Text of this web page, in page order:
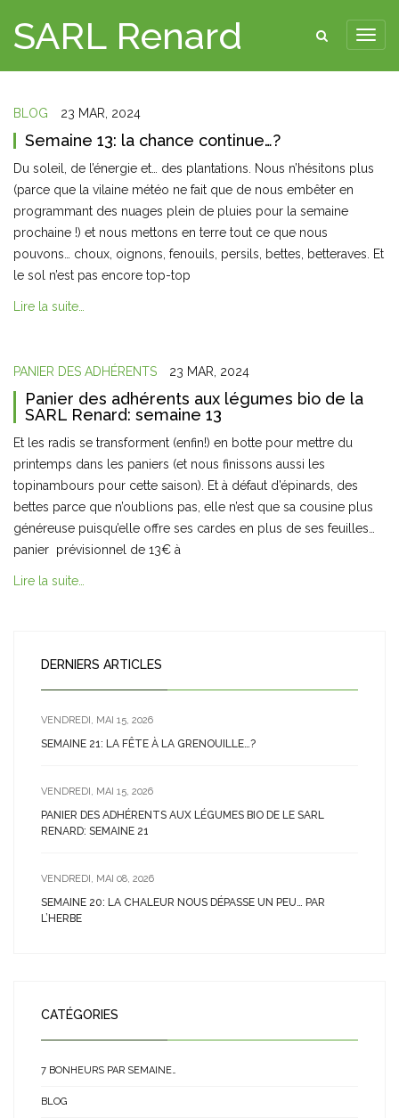
SARL Renard
BLOG 23 MAR, 2024
Semaine 13: la chance continue…?
Du soleil, de l’énergie et… des plantations. Nous n’hésitons plus
(parce que la vilaine météo ne fait que de nous embêter en
programmant des nuages plein de pluies pour la semaine
prochaine !) et nous mettons en terre tout ce que nous
pouvons… choux, oignons, fenouils, persils, bettes, betteraves. Et
le sol n’est pas encore top-top
Lire la suite…
PANIER DES ADHÉRENTS 23 MAR, 2024
Panier des adhérents aux légumes bio de la
SARL Renard: semaine 13
Et les radis se transforment (enfin!) en botte pour mettre du
printemps dans les paniers (et nous finissons aussi les
topinambours pour cette saison). Et à défaut d’épinards, des
bettes parce que n’oublions pas, elle n’est que sa cousine plus
généreuse puisqu’elle offre ses cardes en plus de ses feuilles…
panier prévisionnel de 13€ à
Lire la suite…
DERNIERS ARTICLES
VENDREDI, MAI 15, 2026
SEMAINE 21: LA FÊTE À LA GRENOUILLE…?
VENDREDI, MAI 15, 2026
PANIER DES ADHÉRENTS AUX LÉGUMES BIO DE LE SARL
RENARD: SEMAINE 21
VENDREDI, MAI 08, 2026
SEMAINE 20: LA CHALEUR NOUS DÉPASSE UN PEU… PAR
L’HERBE
CATÉGORIES
7 BONHEURS PAR SEMAINE…
BLOG